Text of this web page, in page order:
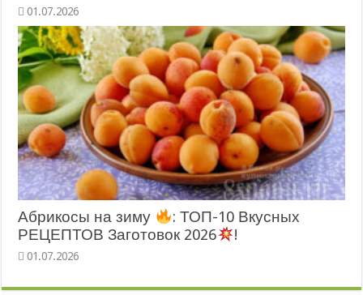
Абрикосы на зиму
: ТОП-10 Вкусных
РЕЦЕПТОВ Заготовок 2026
!